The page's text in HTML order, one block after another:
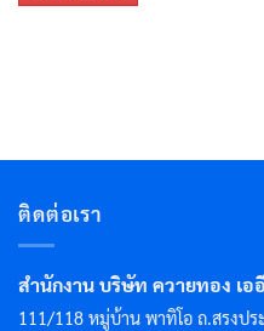
ติดต่อเรา
สำนักงาน บริษัท ควายทอง เอ
111/118 หมู่บ้าน พาทิโอ ถ.สรงป